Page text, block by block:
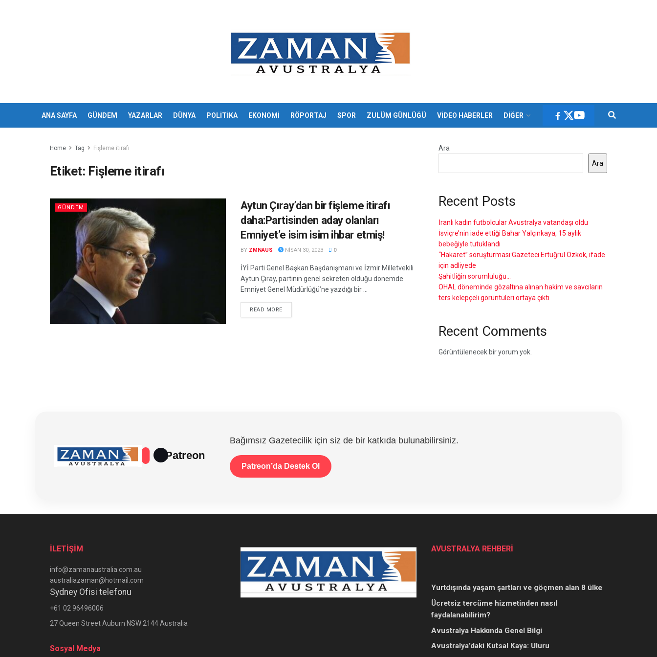
ANA SAYFA GÜNDEM YAZARLAR DÜNYA POLİTİKA EKONOMİ RÖPORTAJ SPOR ZULÜM GÜNLÜĞÜ VİDEO HABERLER DİĞER
Home Tag Fişleme itirafı
Etiket: Fişleme itirafı
GÜNDEM
Aytun Çıray’dan bir fişleme itirafı
daha:Partisinden aday olanları
Emniyet’e isim isim ihbar etmiş!
BY ZMNAUS NISAN 30, 2023 0
İYİ Parti Genel Başkan Başdanışmanı ve İzmir Milletvekili
Aytun Çıray, partinin genel sekreteri olduğu dönemde
Emniyet Genel Müdürlüğü’ne yazdığı bir ...
READ MOREDETAILS
Ara
Ara
Recent Posts
İranlı kadın futbolcular Avustralya vatandaşı oldu
İsviçre’nin iade ettiği Bahar Yalçınkaya, 15 aylık
bebeğiyle tutuklandı
“Hakaret” soruşturması:Gazeteci Ertuğrul Özkök, ifade
için adliyede
Şahitliğin sorumluluğu…
OHAL döneminde gözaltına alınan hakim ve savcıların
ters kelepçeli görüntüleri ortaya çıktı
Recent Comments
Görüntülenecek bir yorum yok.
Patreon
Bağımsız Gazetecilik için siz de bir katkıda bulunabilirsiniz.
Patreon’da Destek Ol
İLETİŞİM
info@zamanaustralia.com.au
australiazaman@hotmail.com
Sydney Ofisi telefonu
+61 02 96496006
27 Queen Street Auburn NSW 2144 Australia
Sosyal Medya
AVUSTRALYA REHBERİ
Yurtdışında yaşam şartları ve göçmen alan 8 ülke
Ücretsiz tercüme hizmetinden nasıl
faydalanabilirim?
Avustralya Hakkında Genel Bilgi
Avustralya’daki Kutsal Kaya: Uluru